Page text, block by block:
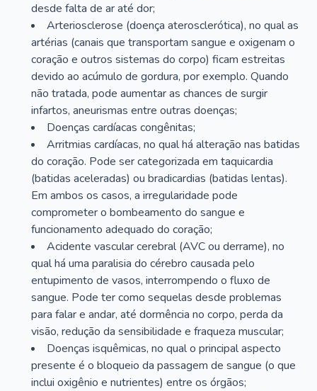
desde falta de ar até dor;
Arteriosclerose (doença aterosclerótica), no qual as
artérias (canais que transportam sangue e oxigenam o
coração e outros sistemas do corpo) ficam estreitas
devido ao acúmulo de gordura, por exemplo. Quando
não tratada, pode aumentar as chances de surgir
infartos, aneurismas entre outras doenças;
Doenças cardíacas congênitas;
Arritmias cardíacas, no qual há alteração nas batidas
do coração. Pode ser categorizada em taquicardia
(batidas aceleradas) ou bradicardias (batidas lentas).
Em ambos os casos, a irregularidade pode
comprometer o bombeamento do sangue e
funcionamento adequado do coração;
Acidente vascular cerebral (AVC ou derrame), no
qual há uma paralisia do cérebro causada pelo
entupimento de vasos, interrompendo o fluxo de
sangue. Pode ter como sequelas desde problemas
para falar e andar, até dormência no corpo, perda da
visão, redução da sensibilidade e fraqueza muscular;
Doenças isquêmicas, no qual o principal aspecto
presente é o bloqueio da passagem de sangue (o que
inclui oxigênio e nutrientes) entre os órgãos;